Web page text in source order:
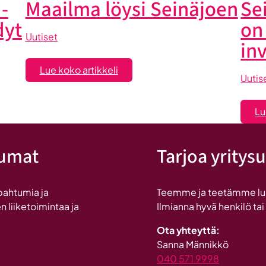
Maailma löysi Seinäjoen
Uutiset
Lue koko artikkeli:
Maailma
ja
liiketoimintaa ja
Tarjoa
Teemme ja teetämme
Ilmianna hyvä henkilö
Ota yhteyttä:
Sanna Männikkö
040 571 9998